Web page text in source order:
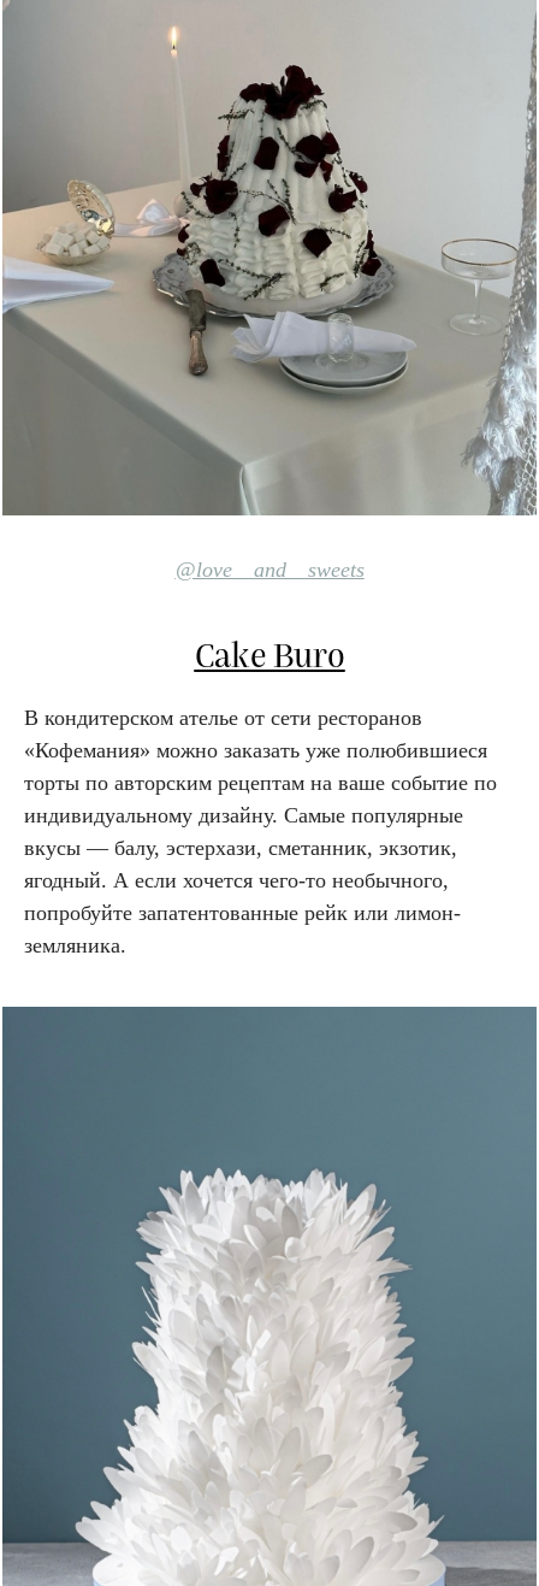
@love__and__sweets
Cake Buro
В кондитерском ателье от сети ресторанов
«Кофемания» можно заказать уже полюбившиеся
торты по авторским рецептам на ваше событие по
индивидуальному дизайну. Самые популярные
вкусы — балу, эстерхази, сметанник, экзотик,
ягодный. А если хочется чего-то необычного,
попробуйте запатентованные рейк или лимон-
земляника.